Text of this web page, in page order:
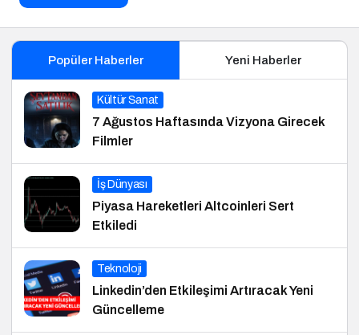
Popüler Haberler Yeni Haberler
Kültür Sanat
7 Ağustos Haftasında Vizyona Girecek
Filmler
İş Dünyası
Piyasa Hareketleri Altcoinleri Sert
Etkiledi
Teknoloji
Linkedin’den Etkileşimi Artıracak Yeni
Güncelleme